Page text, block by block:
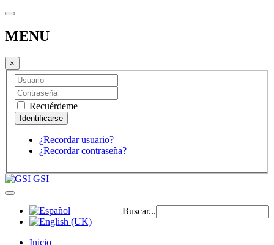
MENU
×
Recuérdeme
¿Recordar usuario?
¿Recordar contraseña?
GSI
Buscar...
Inicio